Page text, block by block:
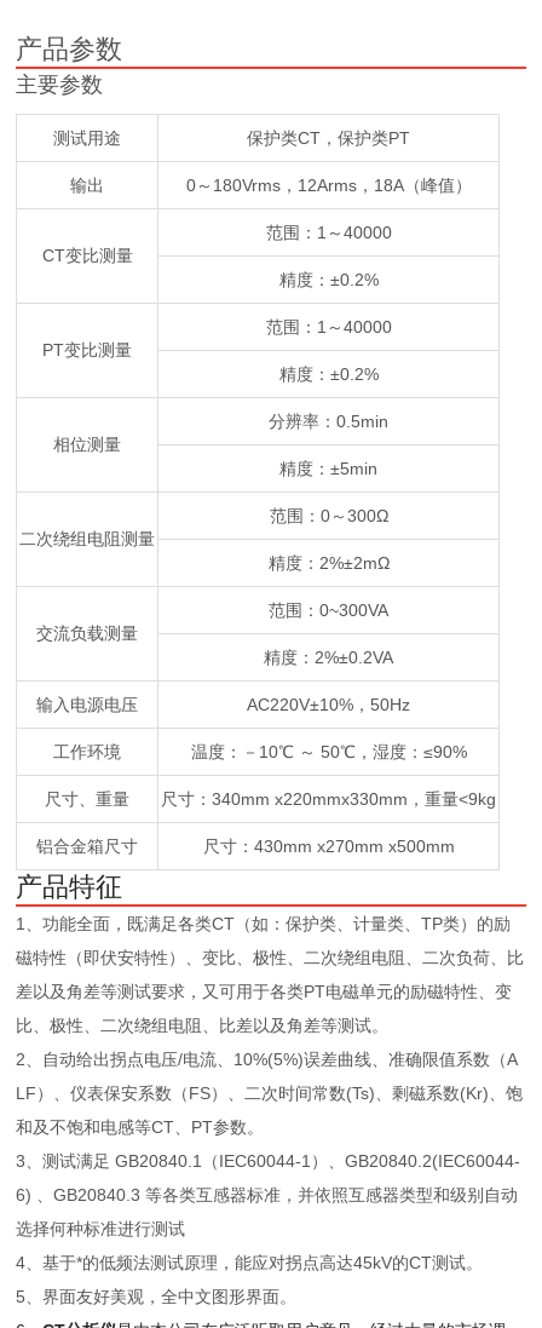
产品参数
主要参数
测试用途 保护类CT，保护类PT
输出 0～180Vrms，12Arms，18A（峰值）
CT变比测量
范围：1～40000
精度：±0.2%
PT变比测量
范围：1～40000
精度：±0.2%
相位测量
分辨率：0.5min
精度：±5min
二次绕组电阻测量
范围：0～300Ω
精度：2%±2mΩ
交流负载测量
范围：0~300VA
精度：2%±0.2VA
输入电源电压 AC220V±10%，50Hz
工作环境 温度：－10℃ ～ 50℃，湿度：≤90%
尺寸、重量 尺寸：340mm x220mmx330mm，重量<9kg
铝合金箱尺寸 尺寸：430mm x270mm x500mm
产品特征
1、功能全面，既满足各类CT（如：保护类、计量类、TP类）的励
磁特性（即伏安特性）、变比、极性、二次绕组电阻、二次负荷、比
差以及角差等测试要求，又可用于各类PT电磁单元的励磁特性、变
比、极性、二次绕组电阻、比差以及角差等测试。
2、自动给出拐点电压/电流、10%(5%)误差曲线、准确限值系数（A
LF）、仪表保安系数（FS）、二次时间常数(Ts)、剩磁系数(Kr)、饱
和及不饱和电感等CT、PT参数。
3、测试满足 GB20840.1（IEC60044-1）、GB20840.2(IEC60044-
6) 、GB20840.3 等各类互感器标准，并依照互感器类型和级别自动
选择何种标准进行测试
4、基于*的低频法测试原理，能应对拐点高达45kV的CT测试。
5、界面友好美观，全中文图形界面。